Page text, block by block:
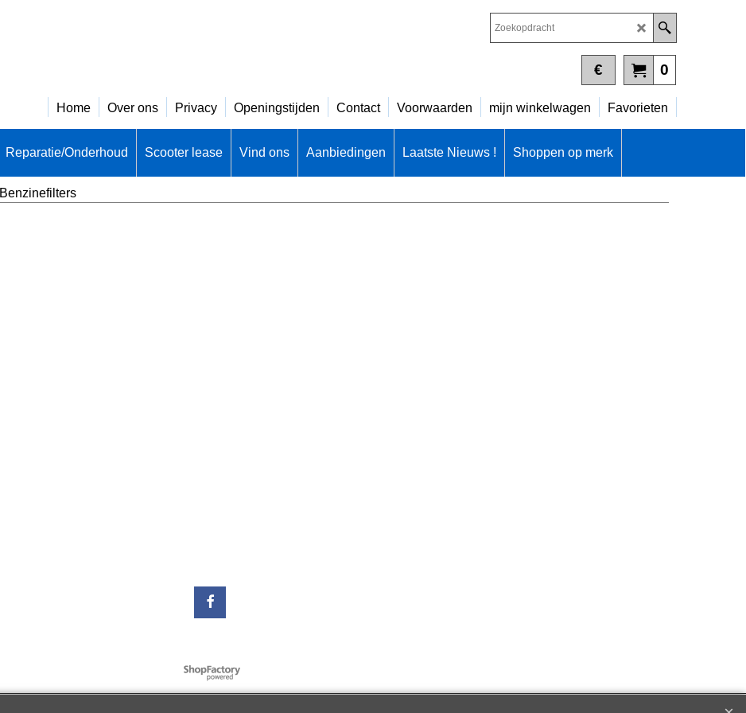
0
€
Home Over ons Privacy Openingstijden Contact Voorwaarden mijn winkelwagen Favorieten
Reparatie/Onderhoud Scooter lease Vind ons Aanbiedingen Laatste Nieuws ! Shoppen op merk
Benzinefilters
Webwinkel gemaakt met
ShopFactory webwinkel